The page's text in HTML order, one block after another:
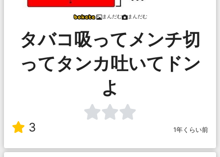
まんだむ まんだむ
タバコ吸ってメンチ切
ってタンカ吐いてドン
よ
3 1年くらい前